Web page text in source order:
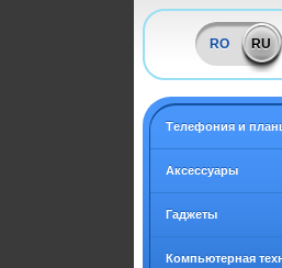
RO RU
Tелефония и
Аксессуары
Гаджеты
Компьютерная